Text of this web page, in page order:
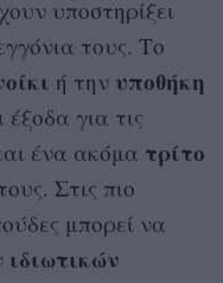
υποστηρίξει
τους. Το
ή την υποθήκη
για τις
ένα ακόμα τρίτο
Στις πιο
μπορεί να
ιδιωτικών